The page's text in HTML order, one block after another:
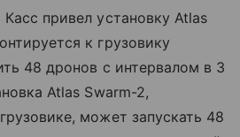
привел установку Atlas
к грузовику
48 дронов с интервалом в 3
Atlas Swarm-2,
может запускать 48